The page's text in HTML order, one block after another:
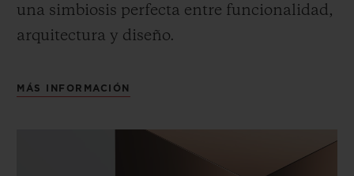
una simbiosis perfecta entre funcionalidad,
arquitectura y diseño.
MÁS INFORMACIÓN